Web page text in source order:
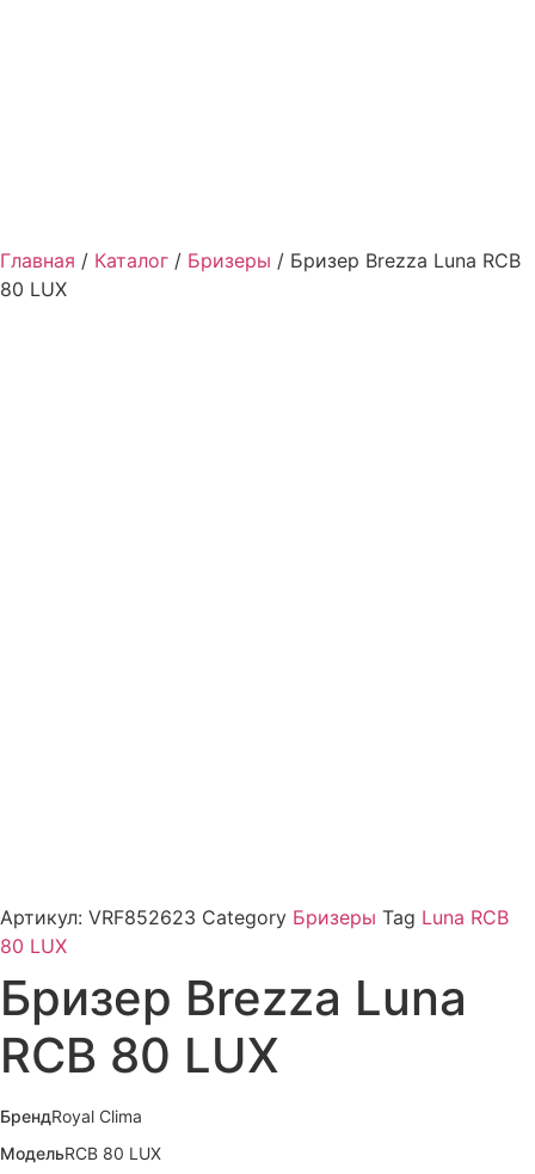
Главная / Каталог / Бризеры / Бризер Brezza Luna RCB
80 LUX
Артикул: VRF852623 Category Бризеры Tag Luna RCB
80 LUX
Бризер Brezza Luna
RCB 80 LUX
БрендRoyal Clima
МодельRCB 80 LUX